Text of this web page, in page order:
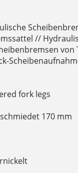
//
von
fork legs
170 mm